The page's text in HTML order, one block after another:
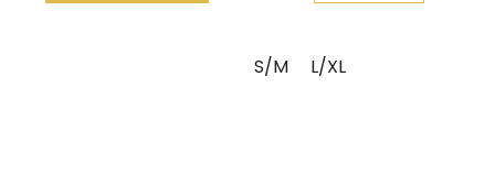
S/M L/XL